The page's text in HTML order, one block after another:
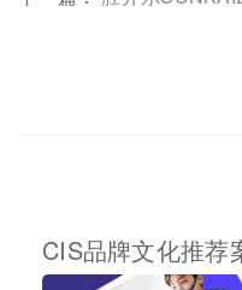
CIS品牌文化推荐